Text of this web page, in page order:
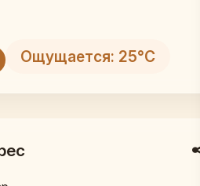
Ощущается: 25°C